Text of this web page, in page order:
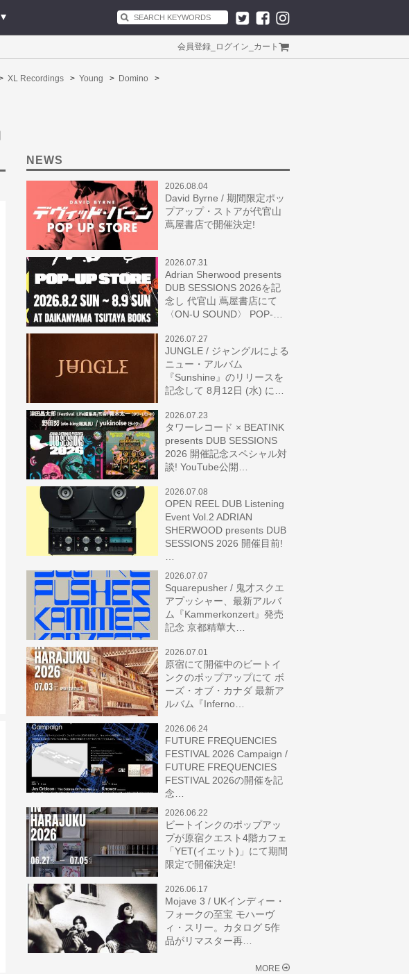
会員登録 ログイン カート
XL Recordings Young
Domino
NEWS
2026.08.04
David Byrne / 期間限定ポッ
プアップ・ストアが代官山
蔦屋書店で開催決定!
2026.07.31
Adrian Sherwood presents
DUB SESSIONS 2026を記
念し 代官山 蔦屋書店にて
〈ON-U SOUND〉 POP-…
2026.07.27
JUNGLE / ジャングルによる
ニュー・アルバム
『Sunshine』のリリースを
記念して 8月12日 (水) に…
2026.07.23
タワーレコード × BEATINK
presents DUB SESSIONS
2026 開催記念スペシャル対
談! YouTube公開…
2026.07.08
OPEN REEL DUB Listening
Event Vol.2 ADRIAN
SHERWOOD presents DUB
SESSIONS 2026 開催目前!
2026.07.07
Squarepusher / 鬼才スクエ
アプッシャー、最新アルバ
ム『Kammerkonzert』発売
記念 京都精華大…
2026.07.01
原宿にて開催中のビートイ
ンクのポップアップにて ボ
ーズ・オブ・カナダ 最新ア
ルバム『Inferno…
2026.06.24
FUTURE FREQUENCIES
FESTIVAL 2026 Campaign /
FUTURE FREQUENCIES
FESTIVAL 2026の開催を記
念…
2026.06.22
ビートインクのポップアッ
プが原宿クエスト4階カフェ
「YET(イエット)」にて期間
限定で開催決定!
2026.06.17
Mojave 3 / UKインディー・
フォークの至宝 モハーヴ
ィ・スリー。カタログ 5作
品がリマスター再…
MORE